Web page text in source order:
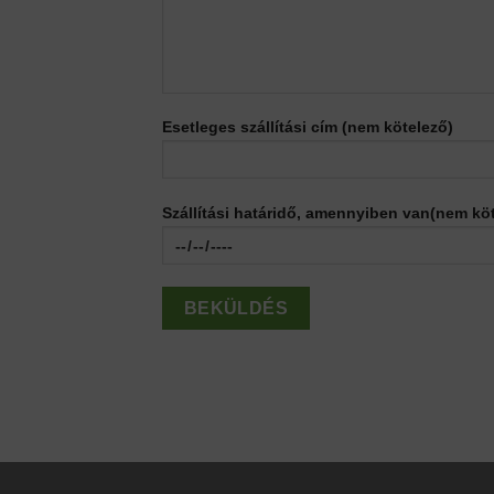
Esetleges szállítási cím (nem kötelező)
Szállítási határidő, amennyiben van(nem